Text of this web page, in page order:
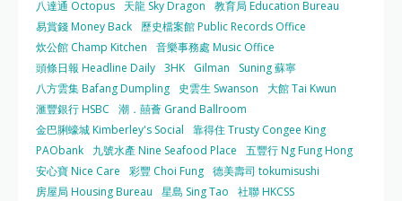
八達通 Octopus
天龍 Sky Dragon
教育局 Education Bureau
易賞錢 Money Back
歷史檔案館 Public Records Office
炊公館 Champ Kitchen
音樂事務處 Music Office
頭條日報 Headline Daily 3HK Gilman
Suning 蘇寧
八方雲集 Bafang Dumpling
史雲生 Swanson
大館 Tai Kwun
滙豐銀行 HSBC
潮．囍薈 Grand Ballroom
金巴脷蠔城 Kimberley's Social
靠得住 Trusty Congee King
PAObank
九號水產 Nine Seafood Place
五豐行 Ng Fung Hong
安心寶 Nice Care
彩豐 Choi Fung 德美壽司 tokumisushi
房屋局 Housing Bureau
星島 Sing Tao
社聯 HKCSS